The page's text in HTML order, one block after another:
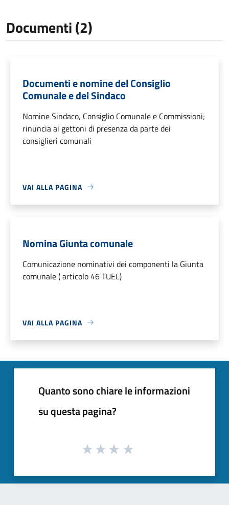
Documenti (2)
Documenti e nomine del Consiglio
Comunale e del Sindaco
Nomine Sindaco, Consiglio Comunale e Commissioni;
rinuncia ai gettoni di presenza da parte dei
consiglieri comunali
VAI ALLA PAGINA
Nomina Giunta comunale
Comunicazione nominativi dei componenti la Giunta
comunale ( articolo 46 TUEL)
VAI ALLA PAGINA
Quanto sono chiare le informazioni
su questa pagina?